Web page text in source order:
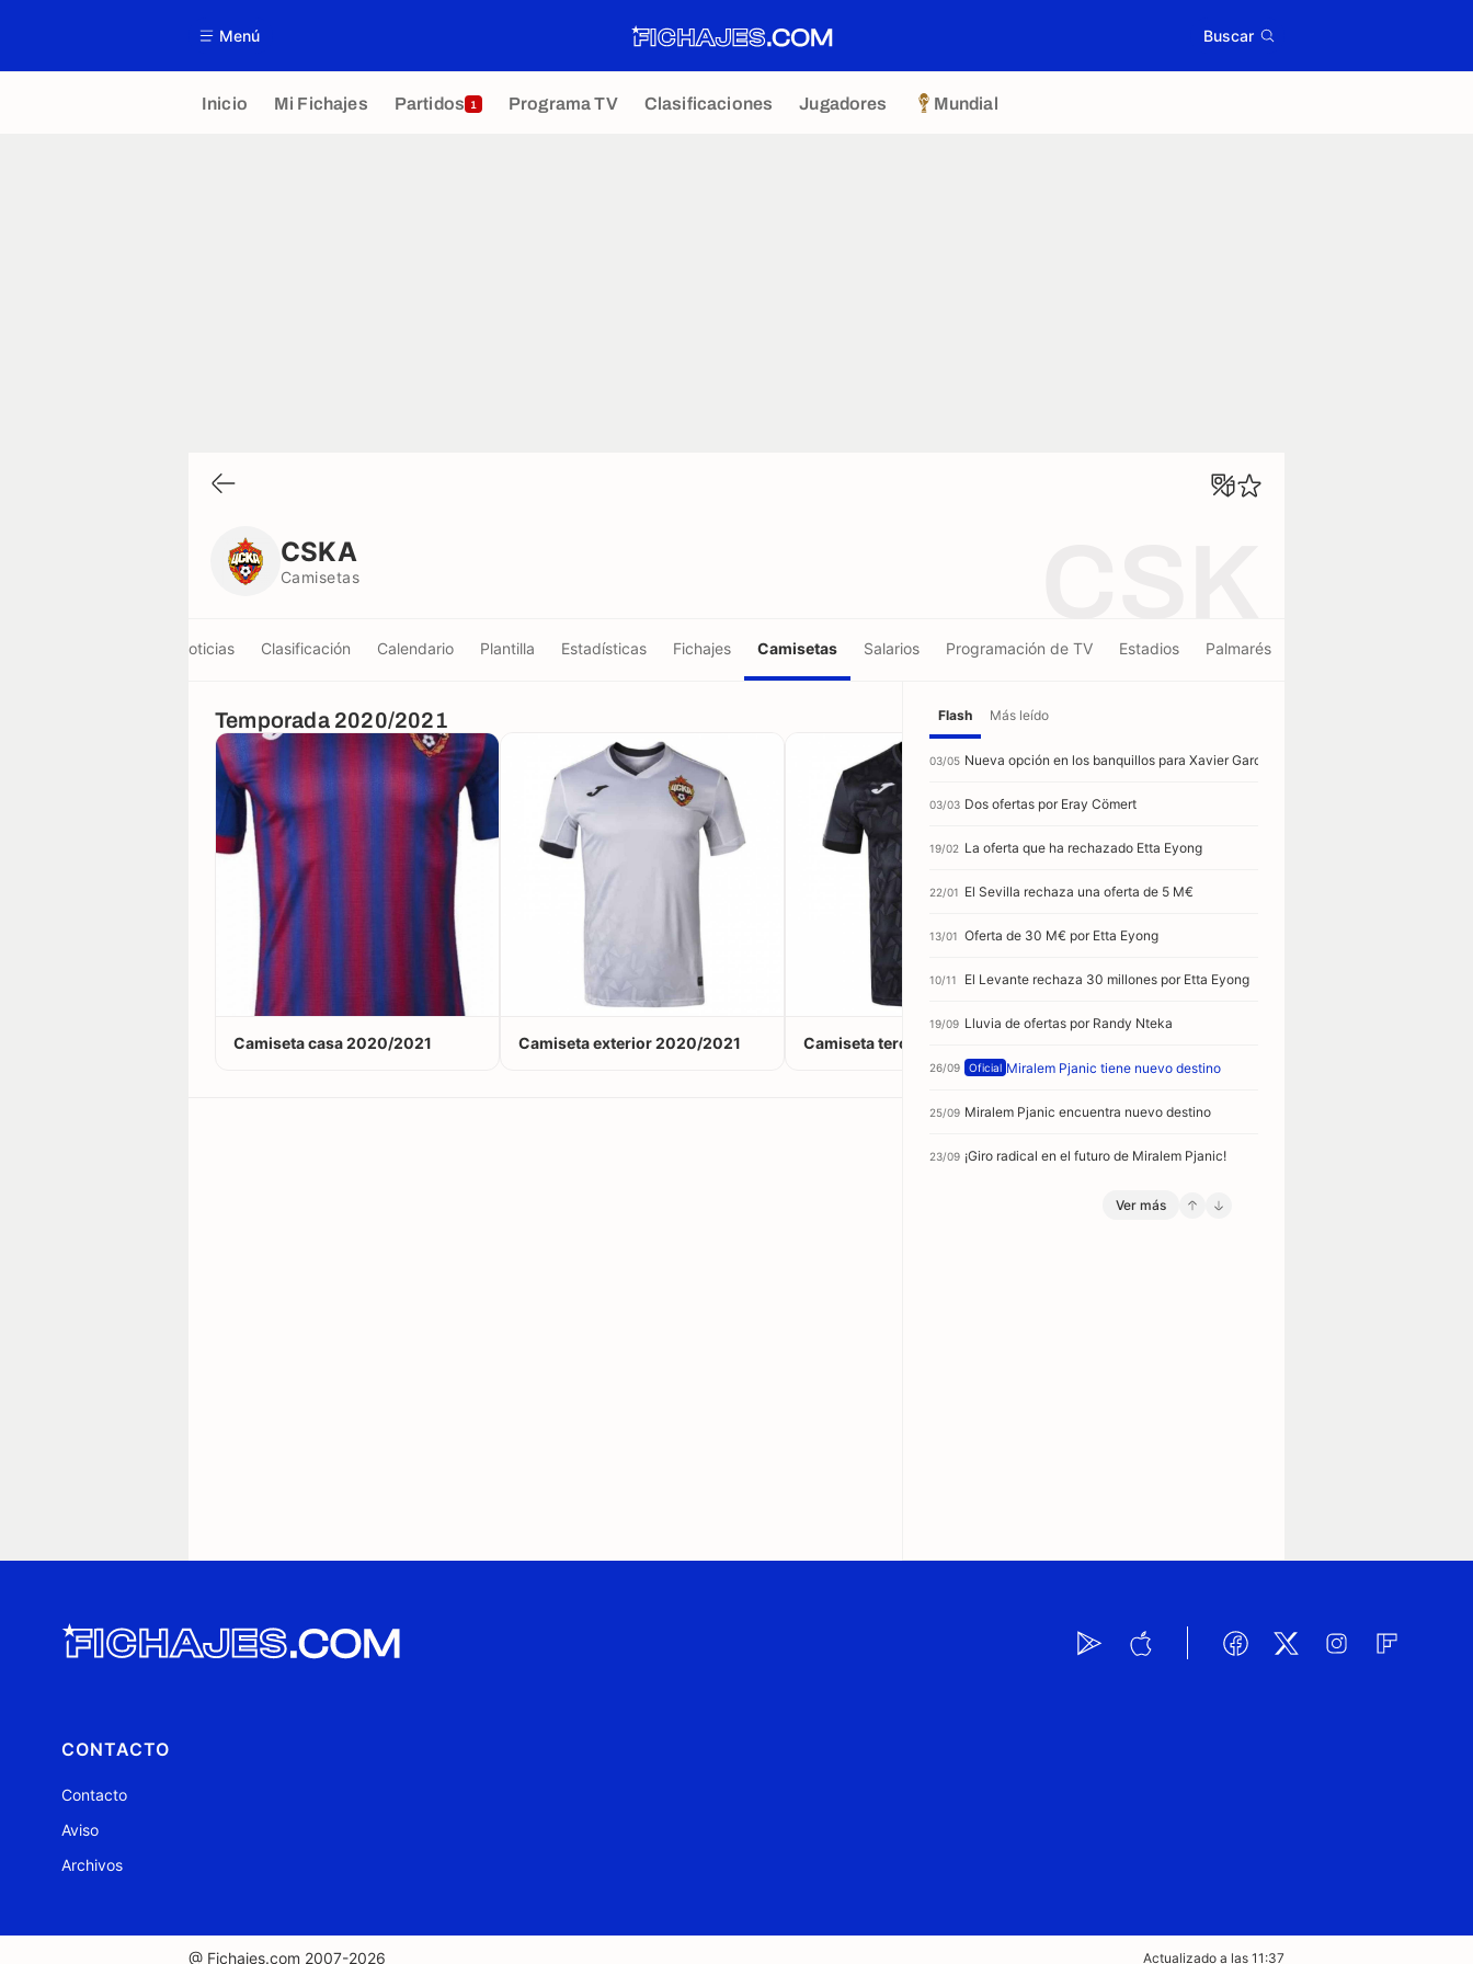
Menú Buscar
Inicio Mi Fichajes Partidos 1 Programa TV Clasificaciones Jugadores Mundial
CSKA
Camisetas
Noticias Clasificación Calendario Plantilla Estadísticas Fichajes Camisetas Salarios Programación de TV Estadios Palmarés
Temporada 2020/2021
Camiseta casa 2020/2021 Camiseta exterior 2020/2021 Camiseta tercera 2020/2021
Flash Más leído
03/05 Nueva opción en los banquillos para Xavier García Pimienta
03/03 Dos ofertas por Eray Cömert
19/02 La oferta que ha rechazado Etta Eyong
22/01 El Sevilla rechaza una oferta de 5 M€
13/01 Oferta de 30 M€ por Etta Eyong
10/11 El Levante rechaza 30 millones por Etta Eyong
19/09 Lluvia de ofertas por Randy Nteka
26/09 Oficial Miralem Pjanic tiene nuevo destino
25/09 Miralem Pjanic encuentra nuevo destino
23/09 ¡Giro radical en el futuro de Miralem Pjanic!
Ver más
CONTACTO
Contacto
Aviso
Archivos
@ Fichajes.com 2007-2026 Actualizado a las 11:37